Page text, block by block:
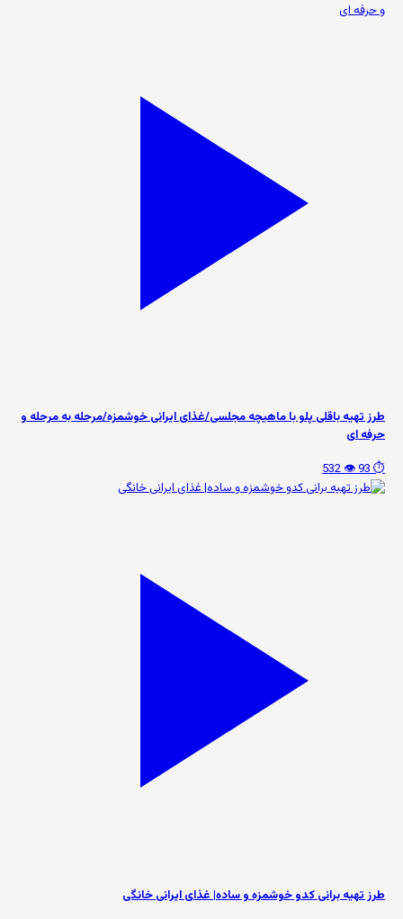
طرز تهیه باقلی پلو با ماهیچه مجلسی/غذای ایرانی خوشمزه/مرحله به مرحله و
حرفه ای
⏱️ 93
👁️ 532
طرز تهیه برانی کدو خوشمزه و ساده| غذای ایرانی خانگی